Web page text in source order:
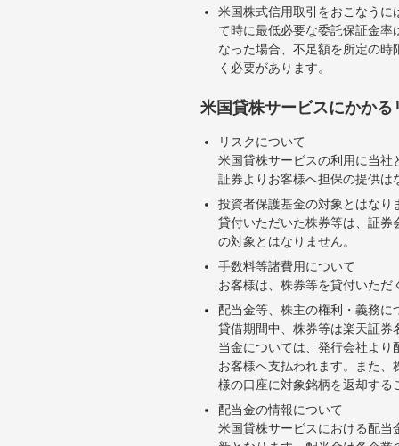
米国株式信用取引をおこなう
て時に最低必要な委託保証金
なった場合、不足額を所定の
く必要があります。
米国貸株サービスにかかる
リスクについて
米国貸株サービスの利用に当
証券よりお客様へ担保の提供
投資者保護基金の対象とはなり
貸付いただいた株券等は、証
の対象とはなりません。
手数料等諸費用について
お客様は、株券等を貸付いた
配当金等、株主の権利・義務に
貸借期間中、株券等は楽天証
当金については、発行会社よ
お客様へ支払われます。また
様の口座に対象銘柄を返却す
配当金の情報について
米国貸株サービスにおける配当